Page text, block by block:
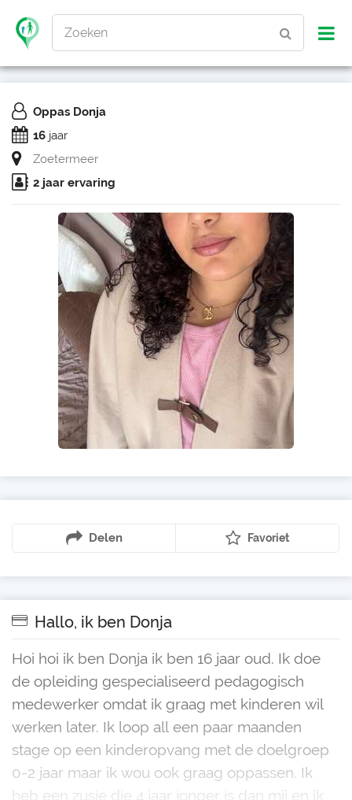
Zoeken
Oppas Donja
16 jaar
Zoetermeer
2 jaar ervaring
Delen Favoriet
Hallo, ik ben Donja
Hoi hoi ik ben Donja ik ben 16 jaar oud. Ik doe
de opleiding gespecialiseerd pedagogisch
medewerker omdat ik graag met kinderen wil
werken later. Ik loop all een paar maanden
stage op een kinderopvang met de doelgroep
0-2 jaar maar ik wou ook graag oppassen. Ik
heb een zusje die 4 jaar jonger is dan mij en ik